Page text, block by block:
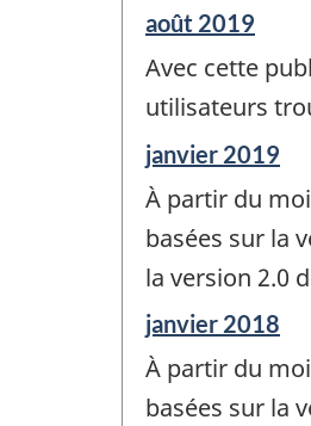
Période
référence
de
-
août 2019
Avec cette
utilisateurs
Période
de
référence
de
-
janvier 2019
À partir du
basées sur la
la version 2.0
Période
de
référence
de
janvier 2018
À partir du
basées sur la